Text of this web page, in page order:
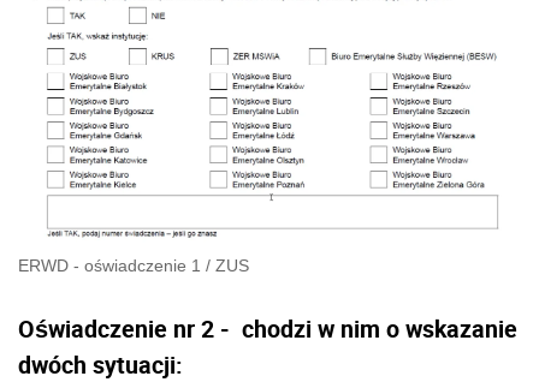
ERWD - oświadczenie 1 / ZUS
Oświadczenie nr 2 - chodzi w nim o wskazanie
dwóch sytuacji: